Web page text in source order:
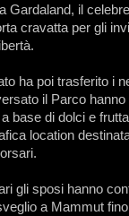
Gardaland, il
cravatta per gli
ha poi trasferito i
il Parco
base di dolci e
location
gli sposi hanno
a Mammut